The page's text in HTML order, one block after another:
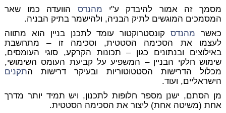
מסמך זה אמור להיבדק ע"י מהנדס הוועדה כמו שאר
המסמכים המוגשים לתיק הבניה, ולהישמר בתיק הבניה.
כאשר מהנדסקונסטרוקטור עומד לתכנן בניין הוא מתווה
לעצמו את הסכימה הסטטית, וסכימה זו – מתחשבת
באילוצים ובנתונים כגון – תכונות הקרקע, סוגי העומסים,
שימוש חלקי הבניין – המשפיע על קביעת העומס השימושי,
מכלול הדרישות הסטטוטוריות ובעיקר דרישות התקנים
הישראליים, ועוד.
מן הסתם, ישנן מספר חלופות לתכנון, ויש תמיד יותר מדרך
אחת (משיטה אחת) ליצור את הסכימה הסטטית.